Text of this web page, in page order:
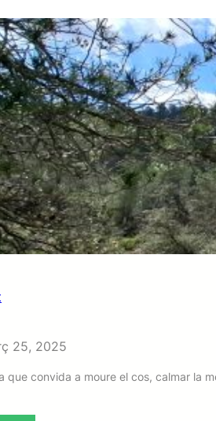
25, 2025
que convida a moure el cos, calmar la